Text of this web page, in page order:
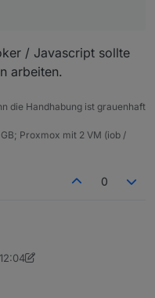
/ Javascript sollte
arbeiten.
die Handhabung ist grauenhaft
Proxmox mit 2 VM (iob /
0